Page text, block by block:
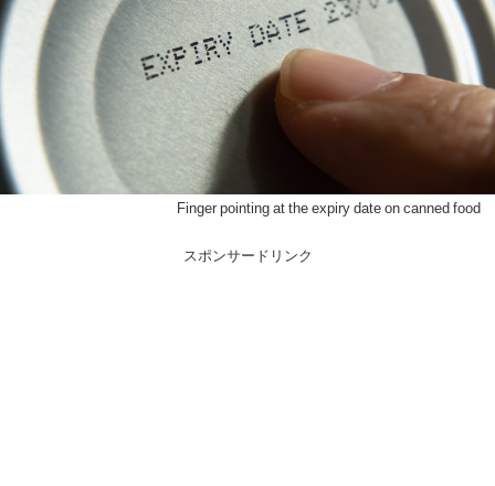
Finger pointing at the expiry date on canned food
スポンサードリンク